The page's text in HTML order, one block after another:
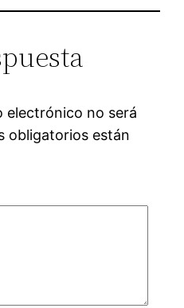
electrónico no será
obligatorios están